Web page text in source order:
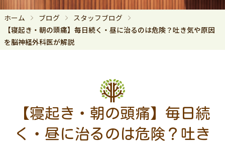
ホーム ブログ
スタッフブログ
【寝起き・朝の頭痛】毎日続く・昼に治るのは危険？吐き気や原因
を脳神経外科医が解説
【寝起き・朝の頭痛】毎日続
く・昼に治るのは危険？吐き